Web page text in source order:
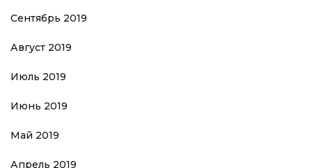
Сентябрь 2019
Август 2019
Июль 2019
Июнь 2019
Май 2019
Апрель 2019